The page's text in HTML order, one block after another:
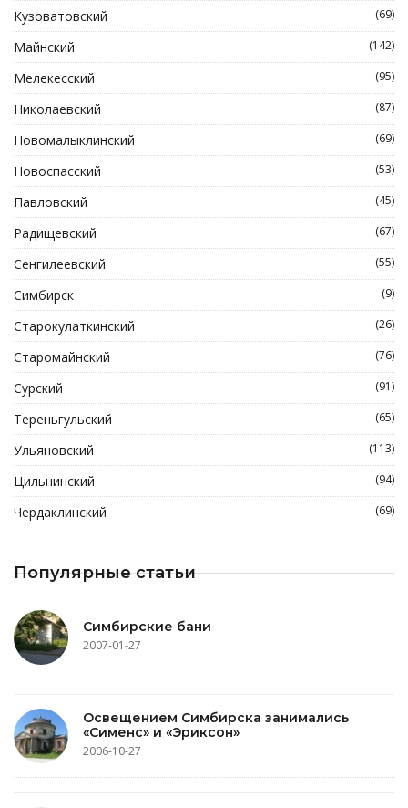
Кузоватовский (69)
Майнский (142)
Мелекесский (95)
Николаевский (87)
Новомалыклинский (69)
Новоспасский (53)
Павловский (45)
Радищевский (67)
Сенгилеевский (55)
Симбирск (9)
Старокулаткинский (26)
Старомайнский (76)
Сурский (91)
Тереньгульский (65)
Ульяновский (113)
Цильнинский (94)
Чердаклинский (69)
Популярные статьи
Симбирские бани
2007-01-27
Освещением Симбирска занимались
«Сименс» и «Эриксон»
2006-10-27